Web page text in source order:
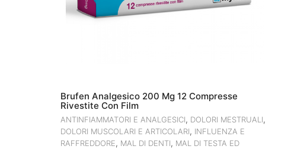
Brufen Analgesico 200 Mg 12 Compresse
Rivestite Con Film
ANTINFIAMMATORI E ANALGESICI, DOLORI MESTRUALI,
DOLORI MUSCOLARI E ARTICOLARI, INFLUENZA E
RAFFREDDORE, MAL DI DENTI, MAL DI TESTA ED